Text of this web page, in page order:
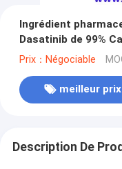
Ingrédient
Dasatinib de 99%
Prix：Négociable
meilleur prix
Description De